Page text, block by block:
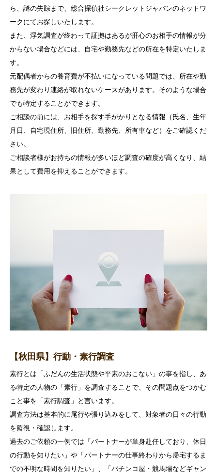
ら、謎の失踪まで、総合探偵社シークレットジャパンのネットワ
ークにてお探しいたします。
また、浮気調査が終わって証拠はあるが肝心のお相手の情報が分
からない場合などには、自宅や勤務先などの所在を特定いたしま
す。
元配偶者からの養育費が不払いになっている問題では、所在や勤
務先が変わり連絡が取れないケースがあります。そのような場合
でも特定することができます。
ご相談の前には、お相手を探す手がかりとなる情報（氏名、生年
月日、自宅現住所、旧住所、勤務先、所有車など）をご確認くだ
さい。
ご相談者様がお持ちの情報が多いほど調査の確度が高くなり、結
果として費用を抑えることができます。
【秋田県】行動・素行調査
素行とは「ふだんの生活状態や平素のおこない」の事を指し、あ
る特定の人物の「素行」を調査することで、その問題点をつかむ
こと事を「素行調査」と言います。
調査方法は基本的に尾行や張り込みをして、対象者の日々の行動
を監視・確認します。
過去のご依頼の一例では「パートナーが単身赴任しており、休日
の行動を知りたい」や「パートナーの仕事終わりから帰宅するま
での不明な時間を知りたい」、「パチンコ屋・競馬場などギャン